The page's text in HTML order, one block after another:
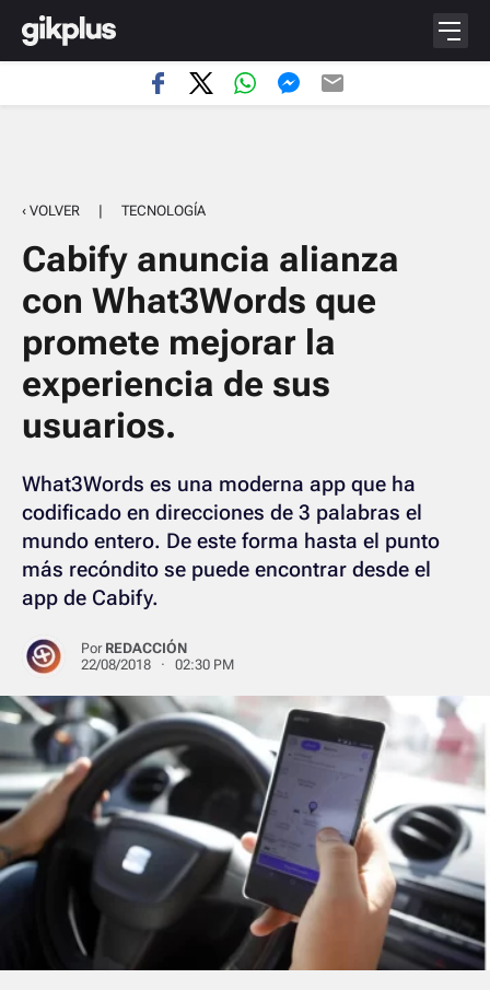
‹ VOLVER | TECNOLOGÍA
Cabify anuncia alianza
con What3Words que
promete mejorar la
experiencia de sus
usuarios.
What3Words es una moderna app que ha
codificado en direcciones de 3 palabras el
mundo entero. De este forma hasta el punto
más recóndito se puede encontrar desde el
app de Cabify.
Por REDACCIÓN
22/08/2018 · 02:30 PM